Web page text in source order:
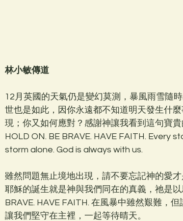
林小敏傳道
12月英國的天氣仍是變幻莫測，暴風雨雪隨
世也是如此，因你永遠都不知道明天發生什
現；你又如何應對？感謝神讓我看到這句寶
HOLD ON. BE BRAVE. HAVE FAITH.
storm alone. God is always with us.
雖然問題無止境地出現，請不要忘記神的愛
耶穌的誕生就是神與我們同在的真義，祂是
BRAVE. HAVE FAITH. 在風暴中雖然艱難，
讓我們堅守在主裡，一起等待晴天。